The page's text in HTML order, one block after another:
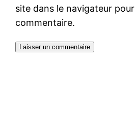
site dans le navigateur
commentaire.